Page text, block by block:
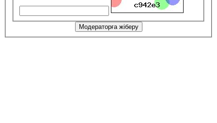
Модераторға жіберу